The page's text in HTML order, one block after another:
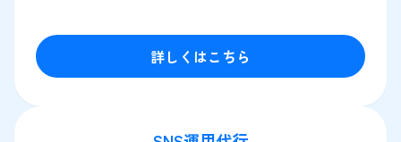
詳しくはこちら